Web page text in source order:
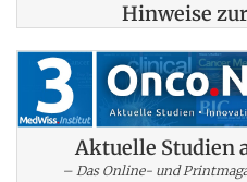
Hinweise
Aktuelle Studien
– Das Online- und